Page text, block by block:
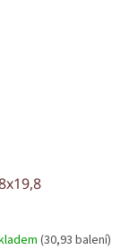
(30,93 balení)